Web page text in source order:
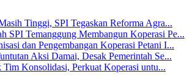
Tinggi, SPI Tegaskan Reforma Agra...
SPI Temanggung Membangun Koperasi Pe...
dan Pengembangan Koperasi Petani I...
Aksi Damai, Desak Pemerintah Se...
Konsolidasi, Perkuat Koperasi untu...